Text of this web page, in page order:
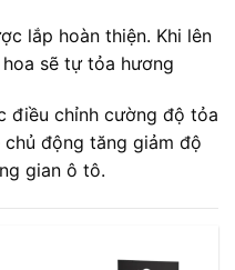
lắp hoàn thiện. Khi lên
sẽ tự tỏa hương
điều chỉnh cường độ tỏa
động tăng giảm độ
gian ô tô.